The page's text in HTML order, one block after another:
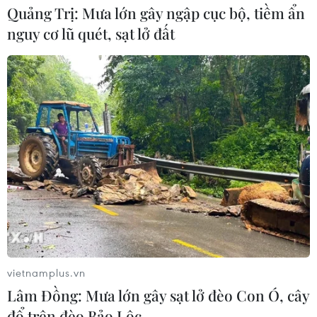
59 năm ASEAN: Lá cờ ASEAN lần đầu
tỏa sáng trên biểu tượng lịch sử của
Ấn Độ
08/08/2026 04:29
Thương mại Việt Nam-Australia
hướng tới những động lực tăng
trưởng mới
08/08/2026 03:29
Trung Quốc: E-Town Bắc Kinh
hướng tới trở thành trung tâm AI
toàn cầu năm 2030
08/08/2026 02:11
Quảng Trị: Mưa lớn gây ngập cục bộ, tiềm ẩn
nguy cơ lũ quét, sạt lở đất
vietnamplus.vn
Lâm Đồng: Mưa lớn gây sạt lở đèo Con Ó, cây